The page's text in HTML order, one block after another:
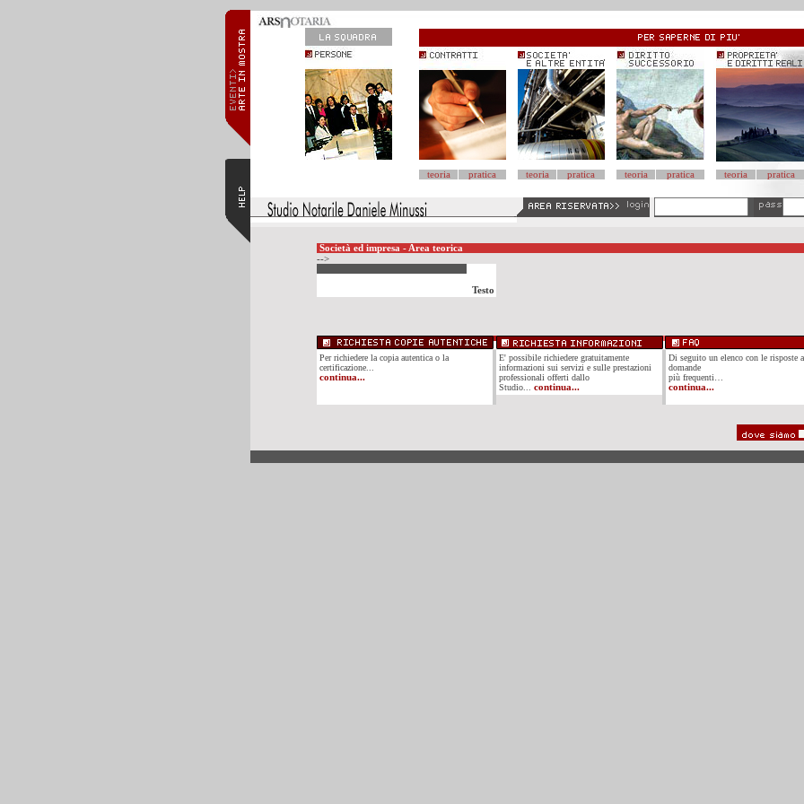
teoria pratica teoria pratica teoria pratica teoria pratica
Società ed impresa - Area teorica
-->
Testo
Per richiedere la copia autentica o la
certificazione...
continua...
E' possibile richiedere gratuitamente
informazioni sui servizi e sulle prestazioni
professionali offerti dallo
Studio... continua...
Di seguito un elenco con le risposte
domande
più frequenti…
continua...